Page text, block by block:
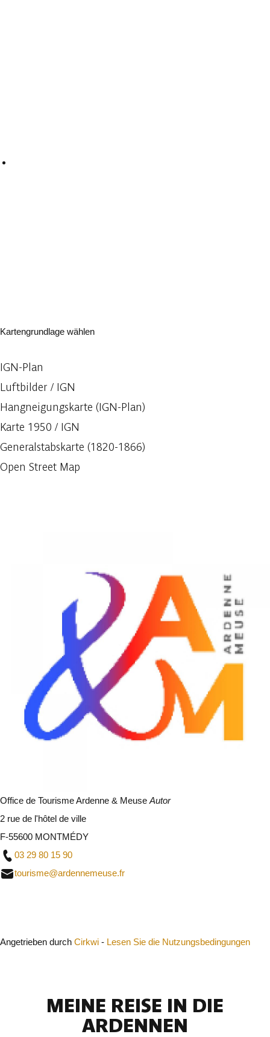
Kartengrundlage wählen
IGN-Plan
Luftbilder / IGN
Hangneigungskarte (IGN-Plan)
Karte 1950 / IGN
Generalstabskarte (1820-1866)
Open Street Map
Office de Tourisme Ardenne & Meuse Autor
2 rue de l'hôtel de ville
F-55600 MONTMÉDY
03 29 80 15 90
tourisme@ardennemeuse.fr
Angetrieben durch Cirkwi - Lesen Sie die Nutzungsbedingungen
MEINE REISE IN DIE
ARDENNEN